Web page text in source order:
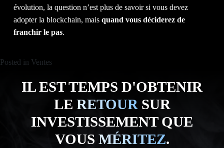
évolution, la question n’est plus de savoir si vous devez
adopter la blockchain, mais quand vous déciderez de
franchir le pas.
Posted in Ventes
IL EST TEMPS D'OBTENIR
LE RETOURSUR
INVESTISSEMENT QUE
VOUS MÉRITEZ.